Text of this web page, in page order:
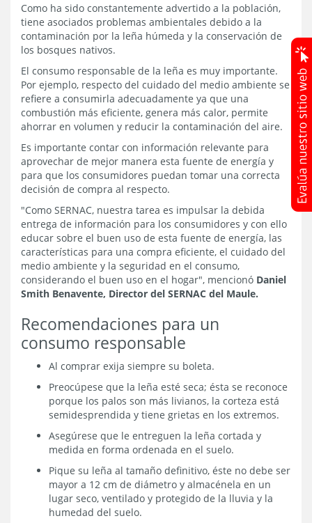
Como ha sido constantemente advertido a la población,
tiene asociados problemas ambientales debido a la
contaminación por la leña húmeda y la conservación de
los bosques nativos.
El consumo responsable de la leña es muy importante.
Por ejemplo, respecto del cuidado del medio ambiente se
refiere a consumirla adecuadamente ya que una
combustión más eficiente, genera más calor, permite
ahorrar en volumen y reducir la contaminación del aire.
Es importante contar con información relevante para
aprovechar de mejor manera esta fuente de energía y
para que los consumidores puedan tomar una correcta
decisión de compra al respecto.
"Como SERNAC, nuestra tarea es impulsar la debida
entrega de información para los consumidores y con ello
educar sobre el buen uso de esta fuente de energía, las
características para una compra eficiente, el cuidado del
medio ambiente y la seguridad en el consumo,
considerando el buen uso en el hogar", mencionó Daniel
Smith Benavente, Director del SERNAC del Maule.
Recomendaciones para un
consumo responsable
Al comprar exija siempre su boleta.
Preocúpese que la leña esté seca; ésta se reconoce
porque los palos son más livianos, la corteza está
semidesprendida y tiene grietas en los extremos.
Asegúrese que le entreguen la leña cortada y
medida en forma ordenada en el suelo.
Pique su leña al tamaño definitivo, éste no debe ser
mayor a 12 cm de diámetro y almacénela en un
lugar seco, ventilado y protegido de la lluvia y la
humedad del suelo.